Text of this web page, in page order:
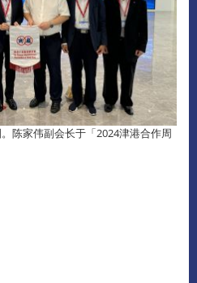
陈家伟副会长于「2024津港合作周